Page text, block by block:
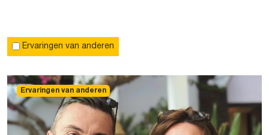
Ervaringen van anderen
Ervaringen van anderen